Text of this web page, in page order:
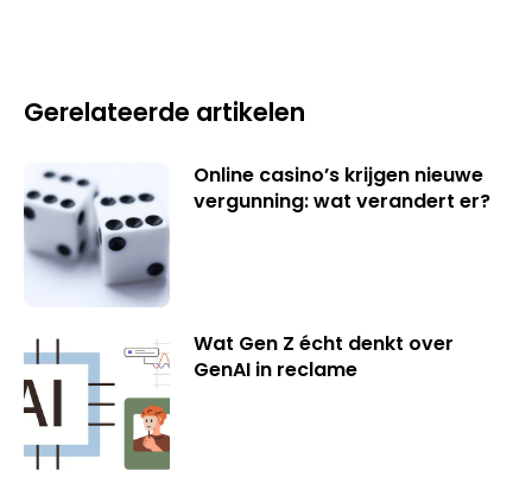
Gerelateerde artikelen
Online casino’s krijgen nieuwe
vergunning: wat verandert er?
Wat Gen Z écht denkt over
GenAI in reclame